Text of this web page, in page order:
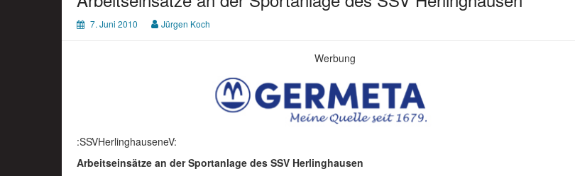
7. Juni 2010 Jürgen Koch
Werbung
:SSVHerlinghauseneV:
Arbeitseinsätze an der Sportanlage des SSV Herlinghausen